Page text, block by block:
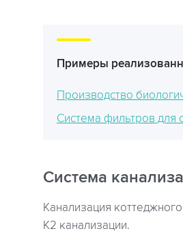
Примеры
Производство
Система фильтров для
Система
Канализация
К2 канализации.